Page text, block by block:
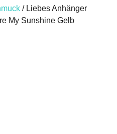
/ Liebes Anhänger
My Sunshine Gelb